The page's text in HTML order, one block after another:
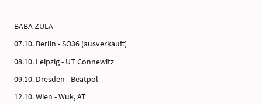
BABA ZULA
07.10. Berlin - SO36 (ausverkauft)
08.10. Leipzig - UT Connewitz
09.10. Dresden - Beatpol
12.10. Wien - Wuk, AT